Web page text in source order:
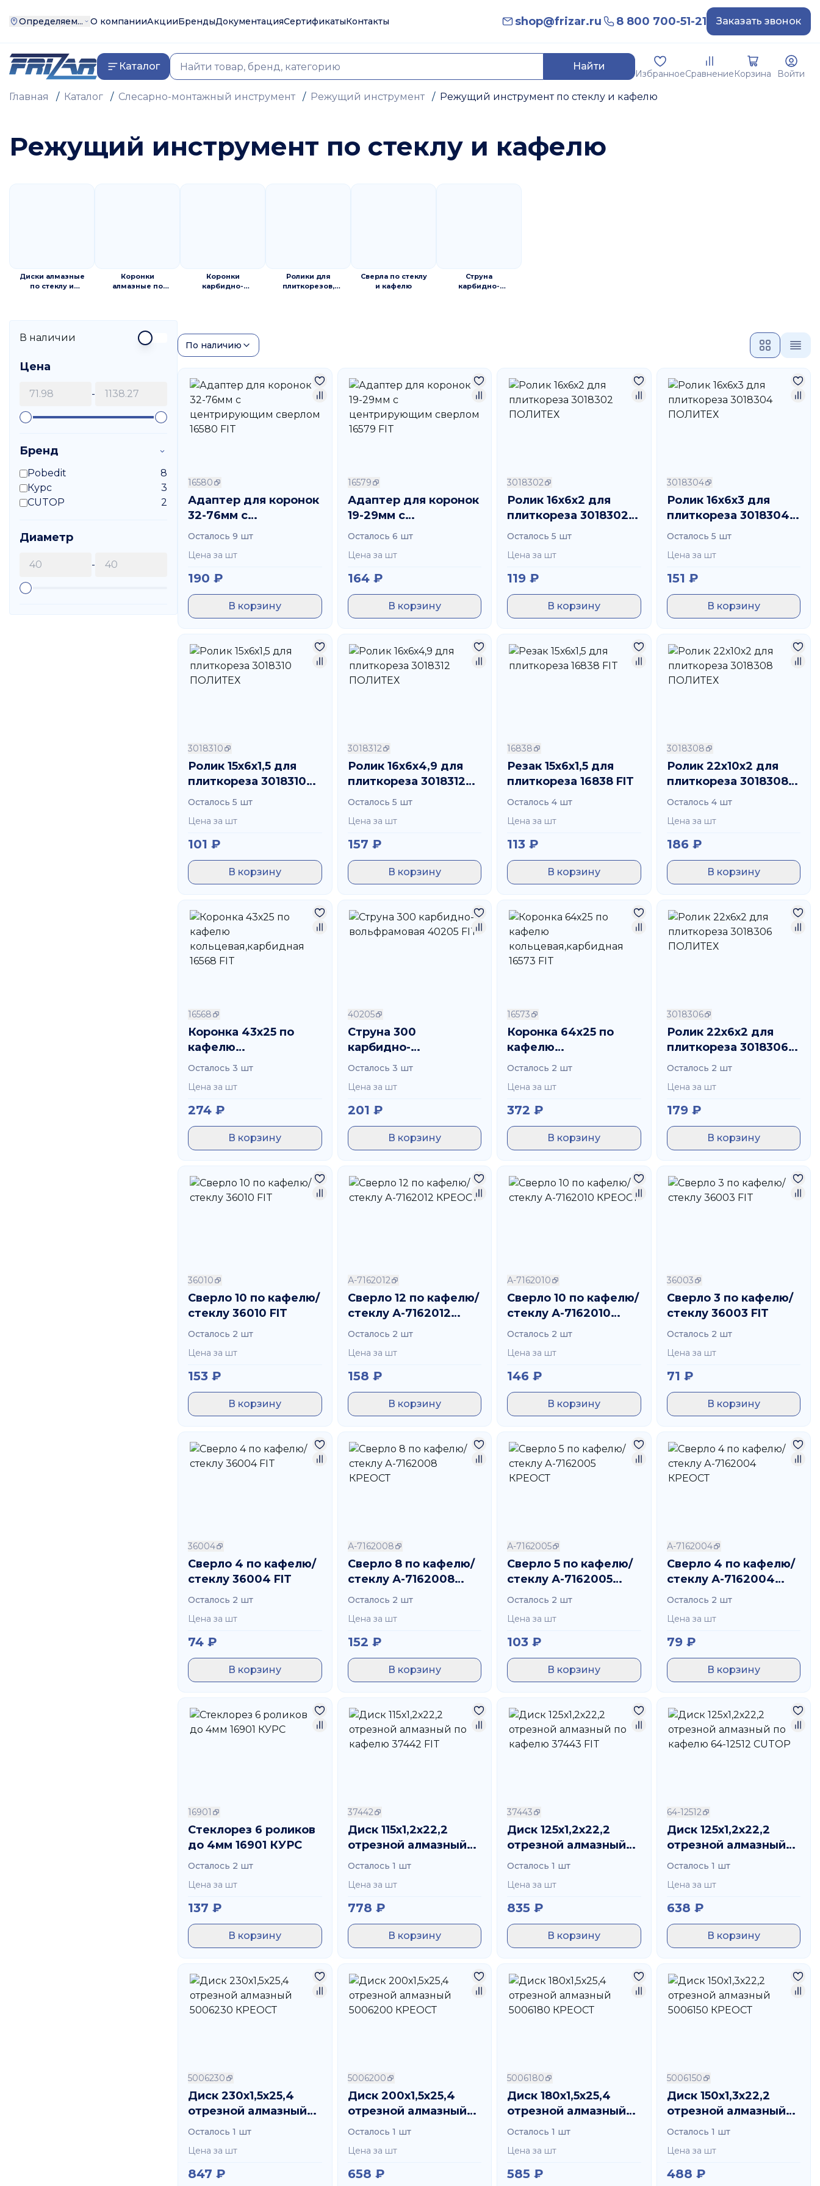
Определяем... О компанииАкцииБрендыДокументацияСертификатыКонтакты shop@frizar.ru 8 800 700-51-21 Заказать звонок
Каталог Найти
ИзбранноеСравнение Корзина Войти
Главная / Каталог / Слесарно-монтажный инструмент / Режущий инструмент / Режущий инструмент по стеклу и кафелю
Режущий инструмент по стеклу и кафелю
Диски алмазные
по стеклу и
Коронки
алмазные по
Коронки
карбидно-
Ролики для
плиткорезов,
Сверла по стеклу
и кафелю
Струна
карбидно-
В наличии
Цена
-
Бренд
Pobedit
8
Курс
3
CUTOP
2
Диаметр
-
По наличию
16580
Адаптер для коронок
32-76мм с
центрирующим
Осталось 9 шт
Цена за шт
190 ₽
В корзину
16579
Адаптер для коронок
19-29мм с
центрирующим
Осталось 6 шт
Цена за шт
164 ₽
В корзину
3018302
Ролик 16х6х2 для
плиткореза 3018302
ПОЛИТЕХ
Осталось 5 шт
Цена за шт
119 ₽
В корзину
3018304
Ролик 16х6х3 для
плиткореза 3018304
ПОЛИТЕХ
Осталось 5 шт
Цена за шт
151 ₽
В корзину
3018310
Ролик 15х6х1,5 для
плиткореза 3018310
ПОЛИТЕХ
Осталось 5 шт
Цена за шт
101 ₽
В корзину
3018312
Ролик 16х6х4,9 для
плиткореза 3018312
ПОЛИТЕХ
Осталось 5 шт
Цена за шт
157 ₽
В корзину
16838
Резак 15х6х1,5 для
плиткореза 16838 FIT
Осталось 4 шт
Цена за шт
113 ₽
В корзину
3018308
Ролик 22х10х2 для
плиткореза 3018308
ПОЛИТЕХ
Осталось 4 шт
Цена за шт
186 ₽
В корзину
16568
Коронка 43х25 по
кафелю
кольцевая,карбидная
Осталось 3 шт
Цена за шт
274 ₽
В корзину
40205
Струна 300
карбидно-
вольфрамовая 40205
Осталось 3 шт
Цена за шт
201 ₽
В корзину
16573
Коронка 64х25 по
кафелю
кольцевая,карбидная
Осталось 2 шт
Цена за шт
372 ₽
В корзину
3018306
Ролик 22х6х2 для
плиткореза 3018306
ПОЛИТЕХ
Осталось 2 шт
Цена за шт
179 ₽
В корзину
36010
Сверло 10 по кафелю/
стеклу 36010 FIT
Осталось 2 шт
Цена за шт
153 ₽
В корзину
А-7162012
Сверло 12 по кафелю/
стеклу А-7162012
КРЕОСТ
Осталось 2 шт
Цена за шт
158 ₽
В корзину
А-7162010
Сверло 10 по кафелю/
стеклу А-7162010
КРЕОСТ
Осталось 2 шт
Цена за шт
146 ₽
В корзину
36003
Сверло 3 по кафелю/
стеклу 36003 FIT
Осталось 2 шт
Цена за шт
71 ₽
В корзину
36004
Сверло 4 по кафелю/
стеклу 36004 FIT
Осталось 2 шт
Цена за шт
74 ₽
В корзину
А-7162008
Сверло 8 по кафелю/
стеклу А-7162008
КРЕОСТ
Осталось 2 шт
Цена за шт
152 ₽
В корзину
А-7162005
Сверло 5 по кафелю/
стеклу А-7162005
КРЕОСТ
Осталось 2 шт
Цена за шт
103 ₽
В корзину
А-7162004
Сверло 4 по кафелю/
стеклу А-7162004
КРЕОСТ
Осталось 2 шт
Цена за шт
79 ₽
В корзину
16901
Стеклорез 6 роликов
до 4мм 16901 КУРС
Осталось 2 шт
Цена за шт
137 ₽
В корзину
37442
Диск 115х1,2х22,2
отрезной алмазный
по кафелю 37442 FIT
Осталось 1 шт
Цена за шт
778 ₽
В корзину
37443
Диск 125х1,2х22,2
отрезной алмазный
по кафелю 37443 FIT
Осталось 1 шт
Цена за шт
835 ₽
В корзину
64-12512
Диск 125х1,2х22,2
отрезной алмазный
по кафелю 64-12512
Осталось 1 шт
Цена за шт
638 ₽
В корзину
5006230
Диск 230х1,5х25,4
отрезной алмазный
5006230 КРЕОСТ
Осталось 1 шт
Цена за шт
847 ₽
5006200
Диск 200х1,5х25,4
отрезной алмазный
5006200 КРЕОСТ
Осталось 1 шт
Цена за шт
658 ₽
5006180
Диск 180х1,5х25,4
отрезной алмазный
5006180 КРЕОСТ
Осталось 1 шт
Цена за шт
585 ₽
5006150
Диск 150х1,3х22,2
отрезной алмазный
5006150 КРЕОСТ
Осталось 1 шт
Цена за шт
488 ₽